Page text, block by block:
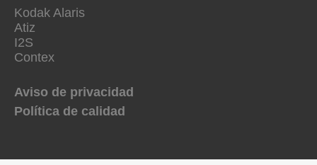
Kodak Alaris
Atiz
I2S
Contex
Aviso de privacidad
Política de calidad